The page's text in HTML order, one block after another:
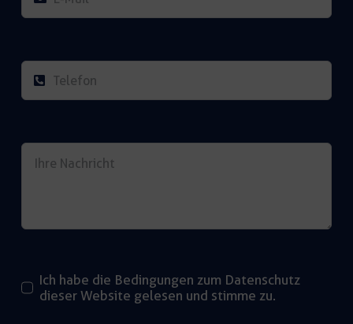
Ich habe die Bedingungen zum Datenschutz
dieser Website gelesen und stimme zu.